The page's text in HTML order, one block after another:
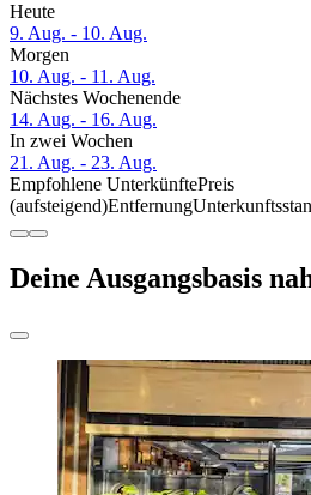
Heute
9. Aug. - 10. Aug.
Morgen
10. Aug. - 11. Aug.
Nächstes Wochenende
14. Aug. - 16. Aug.
In zwei Wochen
21. Aug. - 23. Aug.
Empfohlene UnterkünftePreis
(aufsteigend)Entfernung
Deine Ausgangsbasis